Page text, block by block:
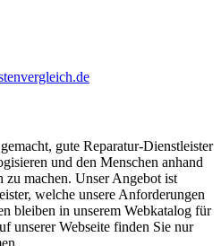
gute Reparatur-Dienstleister
und den Menschen anhand
zu machen. Unser Angebot ist
welche unsere Anforderungen
bleiben in unserem Webkatalog für
unserer Webseite finden Sie nur